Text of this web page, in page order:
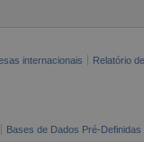
internacionais Relatório
Bases de Dados Pré-Definidas